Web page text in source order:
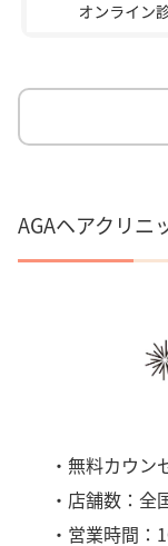
AGAヘアクリニ
・無料カウン
・店舗数：全
・営業時間：